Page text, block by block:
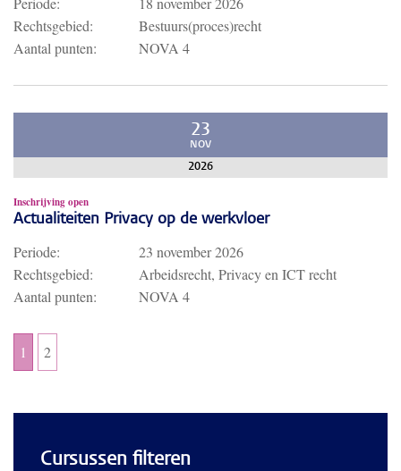
Rechtsgebied:
Bestuurs(proces)recht
Aantal punten:
NOVA 4
23
NOV
2026
Inschrijving open
Actualiteiten Privacy op de werkvloer
Periode:
23 november 2026
Rechtsgebied:
Arbeidsrecht, Privacy en ICT recht
Aantal punten:
NOVA 4
1 2
Cursussen filteren